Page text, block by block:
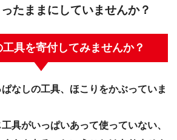
たままにしていませんか？
具を寄付してみませんか？
なしの工具、ほこりをかぶっていま
具がいっぱいあって使っていない、